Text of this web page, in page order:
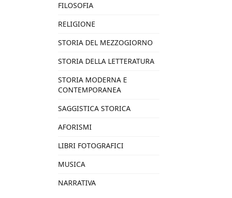
FILOSOFIA
RELIGIONE
STORIA DEL MEZZOGIORNO
STORIA DELLA LETTERATURA
STORIA MODERNA E
CONTEMPORANEA
SAGGISTICA STORICA
AFORISMI
LIBRI FOTOGRAFICI
MUSICA
NARRATIVA